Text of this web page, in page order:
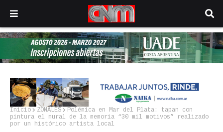
Inicio ZONALES
Polémica en Mar del Plata: tapan con
pintura el mural de la memoria “30 mil motivos” realizado
por un histórico artista local